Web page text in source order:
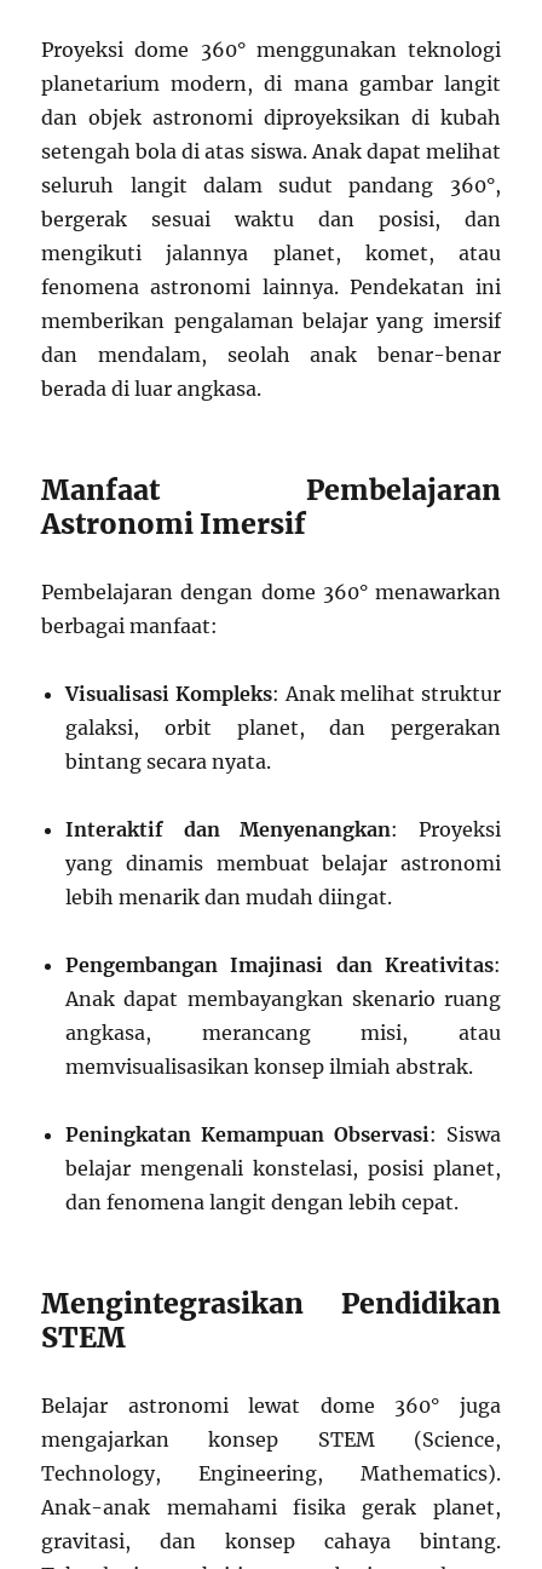
Proyeksi dome 360° menggunakan teknologi
planetarium modern, di mana gambar langit
dan objek astronomi diproyeksikan di kubah
setengah bola di atas siswa. Anak dapat melihat
seluruh langit dalam sudut pandang 360°,
bergerak sesuai waktu dan posisi, dan
mengikuti jalannya planet, komet, atau
fenomena astronomi lainnya. Pendekatan ini
memberikan pengalaman belajar yang imersif
dan mendalam, seolah anak benar-benar
berada di luar angkasa.
Manfaat Pembelajaran
Astronomi Imersif
Pembelajaran dengan dome 360° menawarkan
berbagai manfaat:
Visualisasi Kompleks: Anak melihat struktur
galaksi, orbit planet, dan pergerakan
bintang secara nyata.
Interaktif dan Menyenangkan: Proyeksi
yang dinamis membuat belajar astronomi
lebih menarik dan mudah diingat.
Pengembangan Imajinasi dan Kreativitas:
Anak dapat membayangkan skenario ruang
angkasa, merancang misi, atau
memvisualisasikan konsep ilmiah abstrak.
Peningkatan Kemampuan Observasi: Siswa
belajar mengenali konstelasi, posisi planet,
dan fenomena langit dengan lebih cepat.
Mengintegrasikan Pendidikan
STEM
Belajar astronomi lewat dome 360° juga
mengajarkan konsep STEM (Science,
Technology, Engineering, Mathematics).
Anak-anak memahami fisika gerak planet,
gravitasi, dan konsep cahaya bintang.